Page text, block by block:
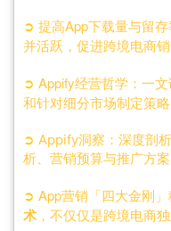
➲ 提高App下载量与留
并活跃，促进跨境电商
➲ Appify经营哲学：一
和针对细分市场制定策略
➲ Appify洞察：深度剖
析、营销预算与推广方案
➲ App营销「四大金刚
术 ，不仅仅是跨境电商